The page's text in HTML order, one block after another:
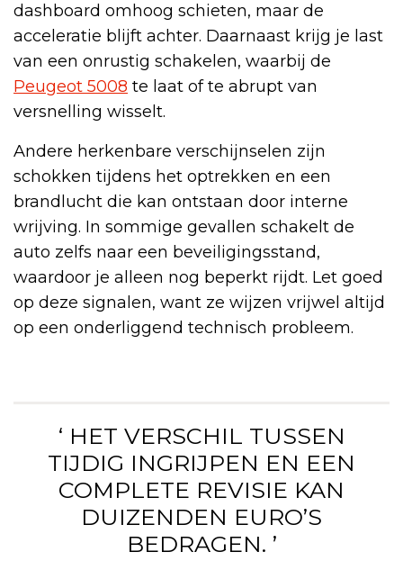
dashboard omhoog schieten, maar de
acceleratie blijft achter. Daarnaast krijg je last
van een onrustig schakelen, waarbij de
Peugeot 5008 te laat of te abrupt van
versnelling wisselt.
Andere herkenbare verschijnselen zijn
schokken tijdens het optrekken en een
brandlucht die kan ontstaan door interne
wrijving. In sommige gevallen schakelt de
auto zelfs naar een beveiligingsstand,
waardoor je alleen nog beperkt rijdt. Let goed
op deze signalen, want ze wijzen vrijwel altijd
op een onderliggend technisch probleem.
‘ HET VERSCHIL TUSSEN
TIJDIG INGRIJPEN EN EEN
COMPLETE REVISIE KAN
DUIZENDEN EURO’S
BEDRAGEN. ’